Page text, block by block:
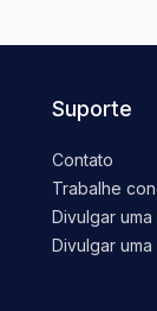
Suporte
Contato
Trabalhe
Divulgar
Divulgar uma